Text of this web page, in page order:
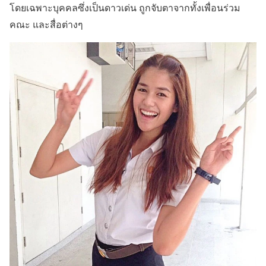
โดยเฉพาะบุคคลซึ่งเป็นดาวเด่น ถูกจับตาจากทั้งเพื่อนร่วม
คณะ และสื่อต่างๆ